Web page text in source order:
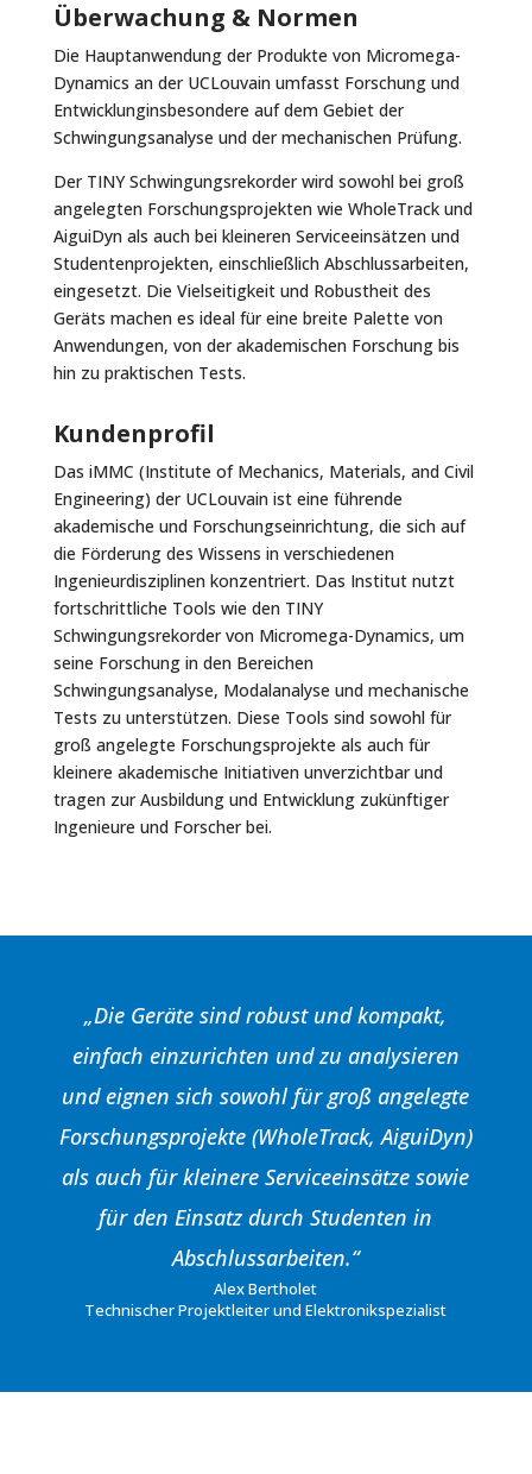
Überwachung & Normen
Die Hauptanwendung der Produkte von Micromega-
Dynamics an der UCLouvain umfasst Forschung und
Entwicklunginsbesondere auf dem Gebiet der
Schwingungsanalyse und der mechanischen Prüfung.
Der TINY Schwingungsrekorder wird sowohl bei groß
angelegten Forschungsprojekten wie WholeTrack und
AiguiDyn als auch bei kleineren Serviceeinsätzen und
Studentenprojekten, einschließlich Abschlussarbeiten,
eingesetzt. Die Vielseitigkeit und Robustheit des
Geräts machen es ideal für eine breite Palette von
Anwendungen, von der akademischen Forschung bis
hin zu praktischen Tests.
Kundenprofil
Das iMMC (Institute of Mechanics, Materials, and Civil
Engineering) der UCLouvain ist eine führende
akademische und Forschungseinrichtung, die sich auf
die Förderung des Wissens in verschiedenen
Ingenieurdisziplinen konzentriert. Das Institut nutzt
fortschrittliche Tools wie den TINY
Schwingungsrekorder von Micromega-Dynamics, um
seine Forschung in den Bereichen
Schwingungsanalyse, Modalanalyse und mechanische
Tests zu unterstützen. Diese Tools sind sowohl für
groß angelegte Forschungsprojekte als auch für
kleinere akademische Initiativen unverzichtbar und
tragen zur Ausbildung und Entwicklung zukünftiger
Ingenieure und Forscher bei.
„Die Geräte sind robust und kompakt,
einfach einzurichten und zu analysieren
und eignen sich sowohl für groß angelegte
Forschungsprojekte (WholeTrack, AiguiDyn)
als auch für kleinere Serviceeinsätze sowie
für den Einsatz durch Studenten in
Abschlussarbeiten.“
Alex Bertholet
Technischer Projektleiter und Elektronikspezialist